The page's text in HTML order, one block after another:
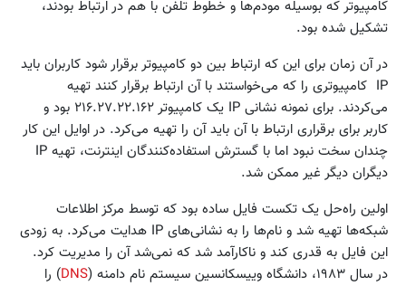
کامپیوتر که بوسیله مودم‌ها و خطوط تلفن با هم در ارتباط بودند،
تشکیل شده بود.
در آن زمان برای این که ارتباط بین دو کامپیوتر برقرار شود کاربران باید
IP کامپیوتری را که می‌خواستند با آن ارتباط برقرار کنند تهیه
می‌کردند. برای نمونه نشانی IP یک کامپیوتر ۲۱۶.۲۷.۲۲.۱۶۲ بود و
کاربر برای برقراری ارتباط با آن باید آن را تهیه می‌کرد. در اوایل این کار
چندان سخت نبود اما با گسترش استفاده‌کنندگان اینترنت، تهیه IP
دیگران دیگر غیر ممکن شد.
اولین راه‌حل یک تکست فایل ساده بود که توسط مرکز اطلاعات
شبکه‌ها تهیه شد و نام‌ها را به نشانی‌های IP هدایت می‌کرد. به زودی
این فایل به قدری کند و ناکارآمد شد که نمی‌شد آن را مدیریت کرد.
در سال ۱۹۸۳، دانشگاه وییسکانسین سیستم نام‌ دامنه (
DNS) را